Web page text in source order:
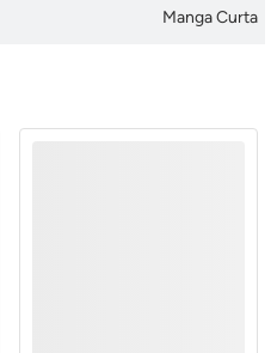
Manga Curta